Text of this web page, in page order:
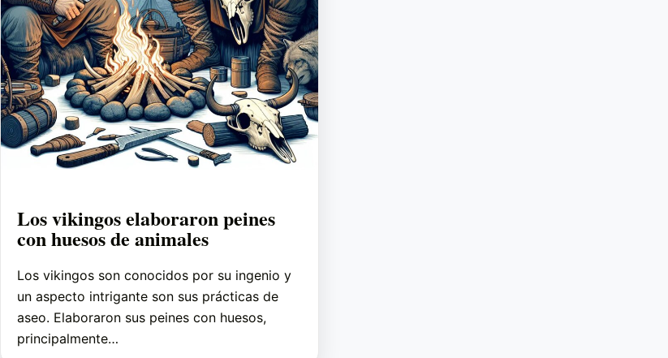
Los vikingos elaboraron peines
con huesos de animales
Los vikingos son conocidos por su ingenio y
un aspecto intrigante son sus prácticas de
aseo. Elaboraron sus peines con huesos,
principalmente…